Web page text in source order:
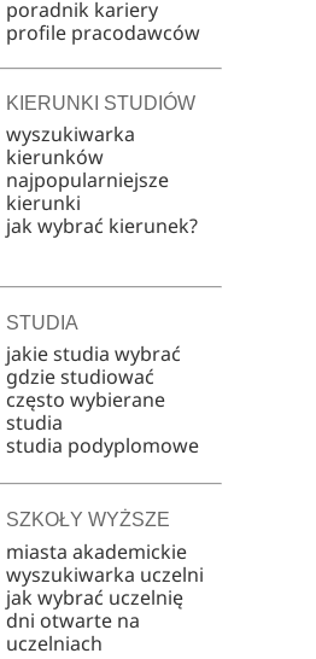
poradnik kariery
profile pracodawców
KIERUNKI STUDIÓW
wyszukiwarka
kierunków
najpopularniejsze
kierunki
jak wybrać kierunek?
STUDIA
jakie studia wybrać
gdzie studiować
często wybierane
studia
studia podyplomowe
SZKOŁY WYŻSZE
miasta akademickie
wyszukiwarka uczelni
jak wybrać uczelnię
dni otwarte na
uczelniach